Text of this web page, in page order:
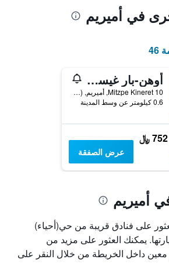
في أميريم
أوهن-بار غيستهاوس
Mitzpe Kineret 10, أميريم, Haûafon (Northern), اسرائيل
0.6 كيلومتر عن وسط المدينة
752 ﷼
عرض الصفقة
أميريم
على فنادق قريبة من حي(أحياء)
يمكنك العثور على مزيد من
داخل الخريطة من خلال النقر على